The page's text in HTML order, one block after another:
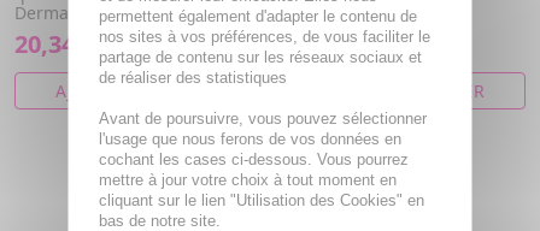
Derma...
20,34€
AJOUTER AU PANIER
8,60€
AJOUTER AU PANIER
permettent également d'adapter le contenu de
nos sites à vos préférences, de vous faciliter le
partage de contenu sur les réseaux sociaux et
de réaliser des statistiques
Avant de poursuivre, vous pouvez sélectionner
l'usage que nous ferons de vos données en
cochant les cases ci-dessous. Vous pourrez
mettre à jour votre choix à tout moment en
cliquant sur le lien "Utilisation des Cookies" en
bas de notre site.